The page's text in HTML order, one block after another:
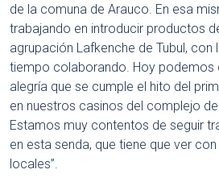
de la comuna de Arauco. En esa
trabajando en introducir productos
agrupación Lafkenche de Tubul, con
tiempo colaborando. Hoy podemos
alegría que se cumple el hito del
en nuestros casinos del complejo
Estamos muy contentos de seguir
en esta senda, que tiene que ver
locales”.